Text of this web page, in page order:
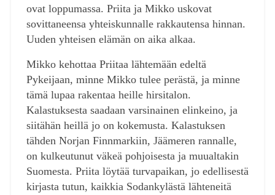
ovat loppumassa. Priita ja Mikko uskovat
sovittaneensa yhteiskunnalle rakkautensa hinnan.
Uuden yhteisen elämän on aika alkaa.
Mikko kehottaa Priitaa lähtemään edeltä
Pykeijaan, minne Mikko tulee perästä, ja minne
tämä lupaa rakentaa heille hirsitalon.
Kalastuksesta saadaan varsinainen elinkeino, ja
siitähän heillä jo on kokemusta. Kalastuksen
tähden Norjan Finnmarkiin, Jäämeren rannalle,
on kulkeutunut väkeä pohjoisesta ja muualtakin
Suomesta. Priita löytää turvapaikan, jo edellisestä
kirjasta tutun, kaikkia Sodankylästä lähteneitä